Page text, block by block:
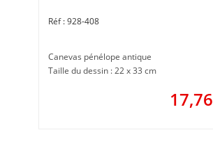
928-408
Canevas pénélope antique
Taille du dessin : 22 x 33 cm
17,76